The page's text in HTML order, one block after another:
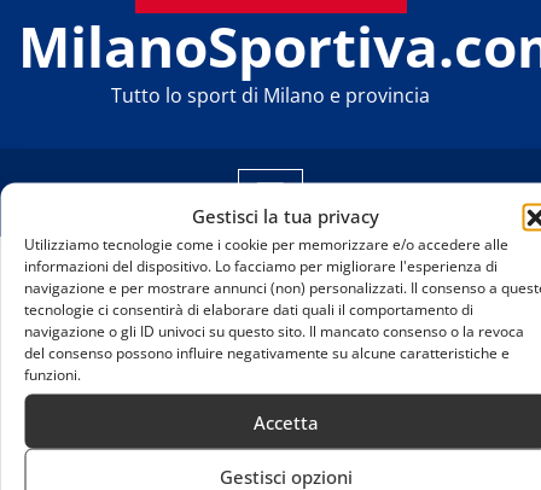
Gestisci la tua privacy
Utilizziamo tecnologie come i cookie per memorizzare e/o accedere alle
informazioni del dispositivo. Lo facciamo per migliorare l'esperienza di
navigazione e per mostrare annunci (non) personalizzati. Il consenso a
tecnologie ci consentirà di elaborare dati quali il comportamento di
navigazione o gli ID univoci su questo sito. Il mancato consenso o la revoca
del consenso possono influire negativamente su alcune caratteristiche e
funzioni.
Accetta
Gestisci opzioni
Tutto lo sport di Milano e provincia
Home
Boggi Milano celebra i Mondiali Fifa con una
capsule collection dedicata alle nazionali campioni